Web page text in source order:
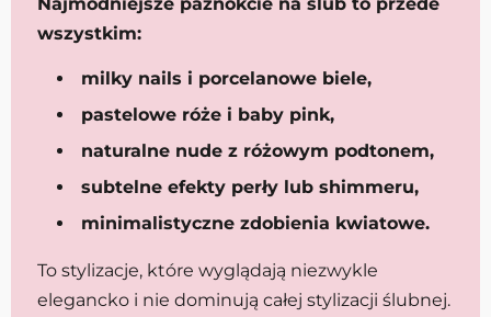
wszystkim:
milky nails i porcelanowe biele,
pastelowe róże i baby pink,
naturalne nude z różowym podtonem,
subtelne efekty perły lub shimmeru,
minimalistyczne zdobienia kwiatowe.
To stylizacje, które wyglądają niezwykle
elegancko i nie dominują całej stylizacji ślubnej.